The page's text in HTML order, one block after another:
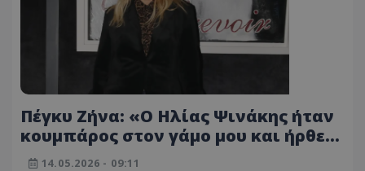
Πέγκυ Ζήνα: «Ο Ηλίας Ψινάκης ήταν
κουμπάρος στον γάμο μου και ήρθε
με ελικόπτερο γιατί το είχε ξεχάσει»
14.05.2026 - 09:11